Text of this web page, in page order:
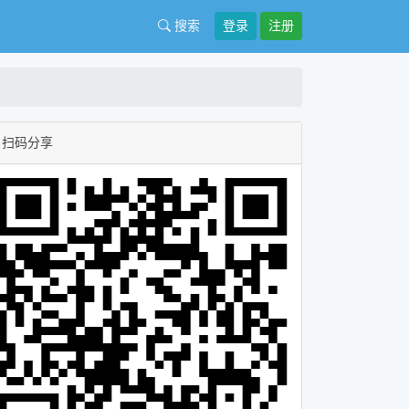
搜索 登录 注册
扫码分享